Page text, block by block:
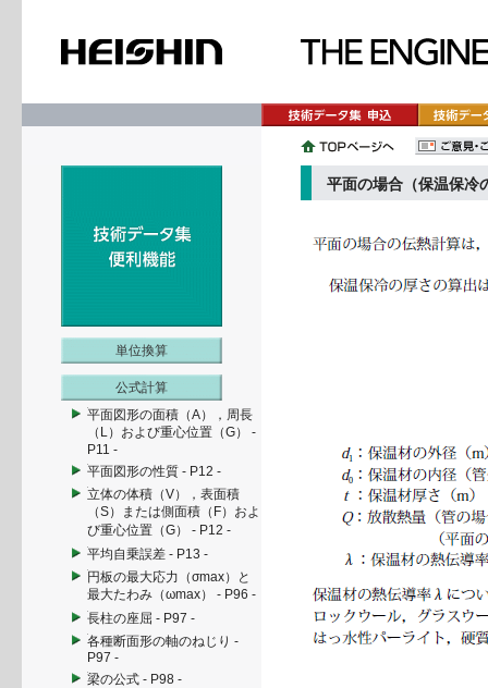
単位換算
公式計算
平面図形の面積（A），周長
（L）および重心位置（G） -
P11 -
平面図形の性質 - P12 -
立体の体積（V），表面積
（S）または側面積（F）およ
び重心位置（G） - P12 -
平均自乗誤差 - P13 -
円板の最大応力（σmax）と
最大たわみ（ωmax） - P96 -
長柱の座屈 - P97 -
各種断面形の軸のねじり -
P97 -
梁の公式 - P98 -
平面の場合（保温保冷